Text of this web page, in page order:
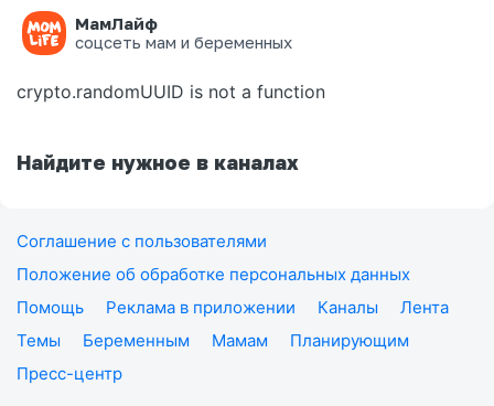
МамЛайф
соцсеть мам и беременных
Ошибка на странице
crypto.randomUUID is not a function
Найдите нужное в каналах
Соглашение с пользователями
Положение об обработке персональных данных
Помощь
Реклама в приложении Каналы
Лента
Темы
Беременным Мамам
Планирующим
Пресс-центр